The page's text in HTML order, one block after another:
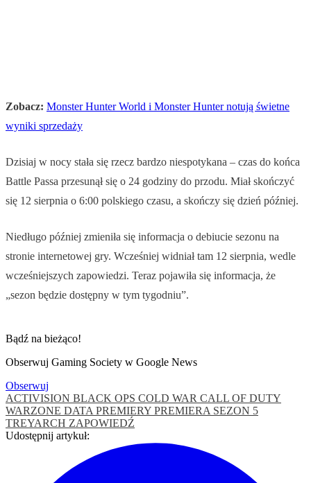
Zobacz: Monster Hunter World i Monster Hunter notują świetne
wyniki sprzedaży
Dzisiaj w nocy stała się rzecz bardzo niespotykana – czas do końca
Battle Passa przesunął się o 24 godziny do przodu. Miał skończyć
się 12 sierpnia o 6:00 polskiego czasu, a skończy się dzień później.
Niedługo później zmieniła się informacja o debiucie sezonu na
stronie internetowej gry. Wcześniej widniał tam 12 sierpnia, wedle
wcześniejszych zapowiedzi. Teraz pojawiła się informacja, że
„sezon będzie dostępny w tym tygodniu”.
Bądź na bieżąco!
Obserwuj Gaming Society w Google News
Obserwuj
ACTIVISION BLACK OPS COLD WAR CALL OF DUTY
WARZONE DATA PREMIERY PREMIERA SEZON 5
TREYARCH ZAPOWIEDŹ
Udostępnij artykuł: